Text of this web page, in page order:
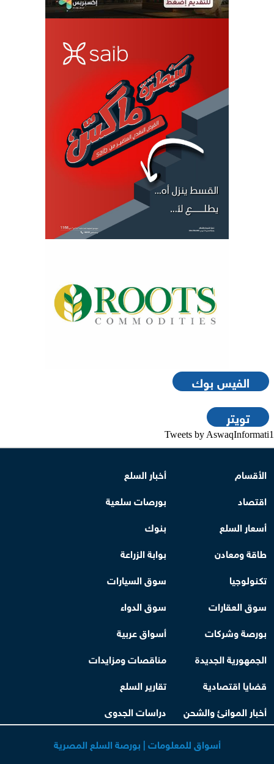
الفيس بوك
تويتر
Tweets by AswaqInformati1
الأقسام
أخبار السلع
اقتصاد
بورصات سلعية
أسعار السلع
بنوك
طاقة ومعادن
بوابة الزراعة
تكنولوجيا
سوق السيارات
سوق العقارات
سوق الدواء
بورصة وشركات
أسواق عربية
الجمهورية الجديدة
مناقصات ومزايدات
قضايا اقتصادية
تقارير السلع
أخبار الموانئ والشحن
دراسات الجدوى
أسواق للمعلومات | بورصة السلع المصرية